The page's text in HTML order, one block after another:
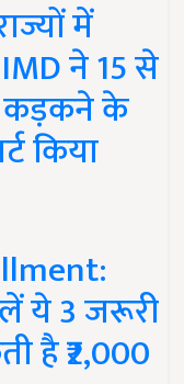
में
ने 15 से
कड़कने के
किया
ये 3 जरूरी
है ₹2,000